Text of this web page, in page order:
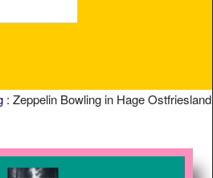
: Zeppelin Bowling in Hage Ostfriesland